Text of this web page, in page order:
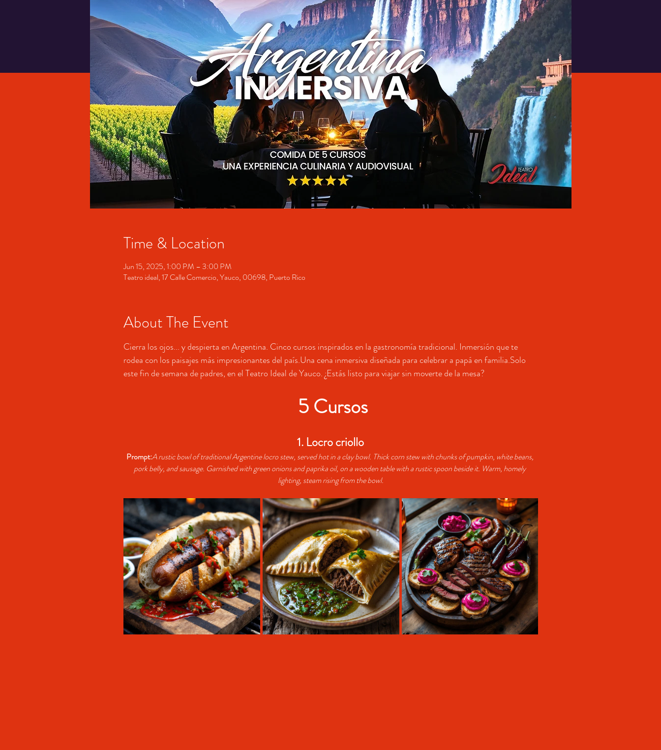
Time & Location
Jun 15, 2025, 1:00 PM – 3:00 PM
Teatro ideal, 17 Calle Comercio, Yauco, 00698, Puerto Rico
About The Event
Cierra los ojos... y despierta en Argentina. Cinco cursos inspirados en la gastronomía tradicional. Inmersión que te
rodea con los paisajes más impresionantes del país.Una cena inmersiva diseñada para celebrar a papá en familia.Solo
este fin de semana de padres, en el Teatro Ideal de Yauco. ¿Estás listo para viajar sin moverte de la mesa?
5 Cursos
1. Locro criollo
Prompt:A rustic bowl of traditional Argentine locro stew, served hot in a clay bowl. Thick corn stew with chunks of pumpkin, white beans,
pork belly, and sausage. Garnished with green onions and paprika oil, on a wooden table with a rustic spoon beside it. Warm, homely
lighting, steam rising from the bowl.